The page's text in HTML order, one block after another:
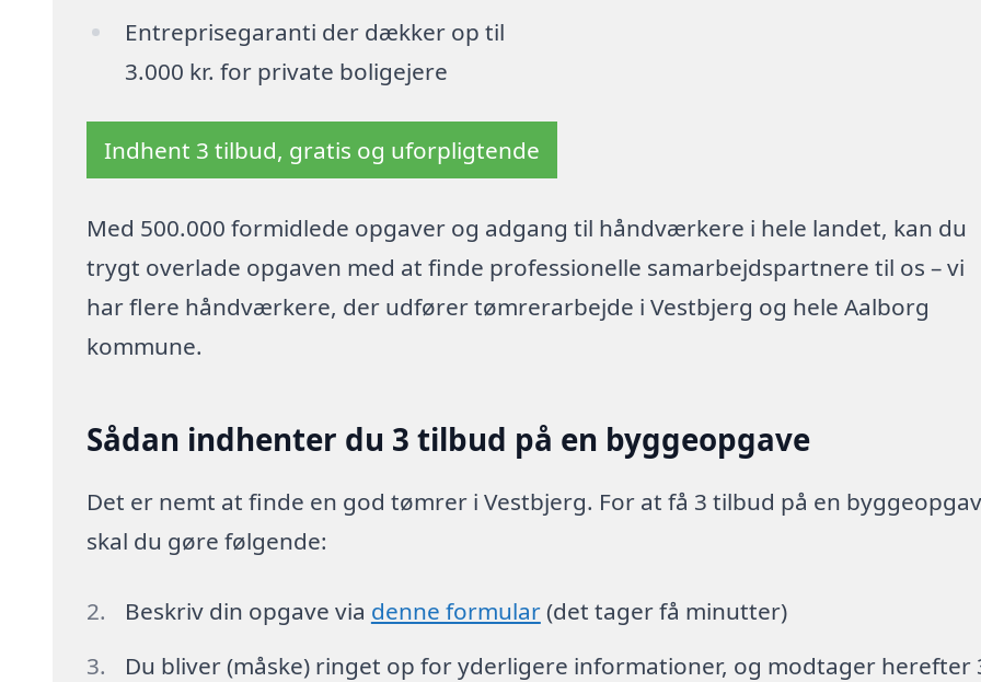
Entreprisegaranti der dækker op til
3.000 kr. for private boligejere
Indhent 3 tilbud, gratis og uforpligtende
Med 500.000 formidlede opgaver og adgang til håndværkere i hele landet, kan du
trygt overlade opgaven med at finde professionelle samarbejdspartnere til os – vi
har flere håndværkere, der udfører tømrerarbejde i Vestbjerg og hele Aalborg
kommune.
Sådan indhenter du 3 tilbud på en byggeopgave
Det er nemt at finde en god tømrer i Vestbjerg. For at få 3 tilbud på en
skal du gøre følgende:
Beskriv din opgave via denne formular(det tager få minutter)
Du bliver (måske) ringet op for yderligere informationer, og modtager herefter